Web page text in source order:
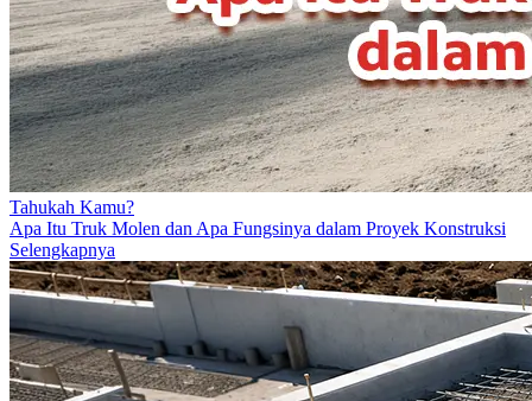
Tahukah Kamu?
Apa Itu Truk Molen dan Apa Fungsinya dalam Proyek Konstruksi
Selengkapnya